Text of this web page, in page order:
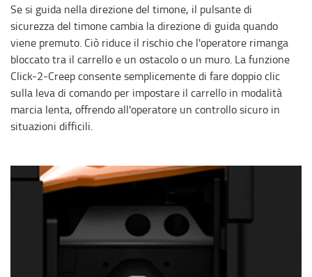
Se si guida nella direzione del timone, il pulsante di
sicurezza del timone cambia la direzione di guida quando
viene premuto. Ciò riduce il rischio che l'operatore rimanga
bloccato tra il carrello e un ostacolo o un muro. La funzione
Click-2-Creep consente semplicemente di fare doppio clic
sulla leva di comando per impostare il carrello in modalità
marcia lenta, offrendo all'operatore un controllo sicuro in
situazioni difficili.